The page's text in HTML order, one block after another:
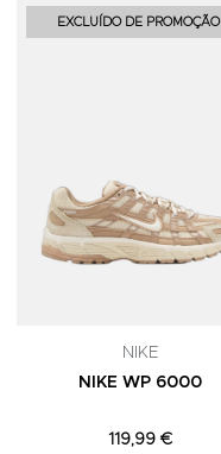
EXCLUÍDO DE PROMOÇÃO
NIKE
NIKE WP 6000
119,99 €